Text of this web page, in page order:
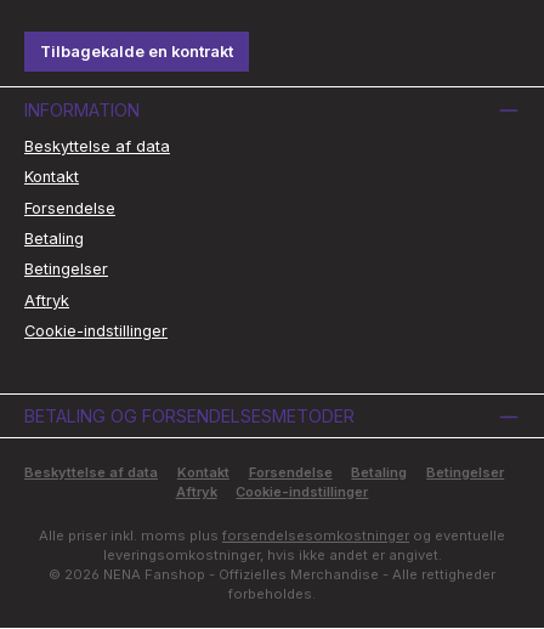
Tilbagekalde en kontrakt
INFORMATION
Beskyttelse af data
Kontakt
Forsendelse
Betaling
Betingelser
Aftryk
Cookie-indstillinger
BETALING OG FORSENDELSESMETODER
Beskyttelse af data Kontakt Forsendelse Betaling
Betingelser
Aftryk
Cookie-indstillinger
Alle priser inkl. moms plus forsendelsesomkostninger og eventuelle
leveringsomkostninger, hvis ikke andet er angivet.
© 2026 NENA Fanshop - Offizielles Merchandise - Alle rettigheder
forbeholdes.